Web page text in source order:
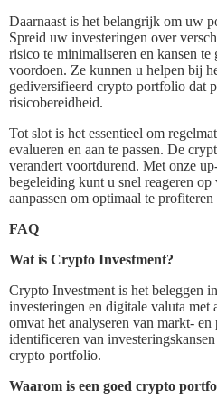
Daarnaast is het belangrijk om uw
Spreid uw investeringen over
risico te minimaliseren en kansen
voordoen. Ze kunnen u helpen bij
gediversifieerd crypto portfolio dat
risicobereidheid.
Tot slot is het essentieel om
evalueren en aan te passen. De
verandert voortdurend. Met onze
begeleiding kunt u snel reageren
aanpassen om optimaal te
FAQ
Wat is Crypto Investment?
Crypto Investment is het beleggen
investeringen en digitale valuta met
omvat het analyseren van markt-
identificeren van
crypto portfolio.
Waarom is een goed crypto